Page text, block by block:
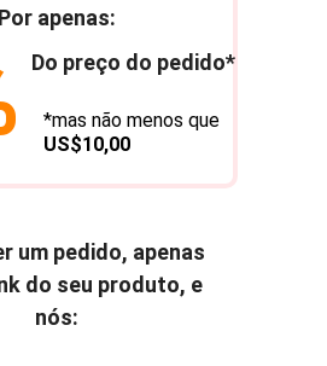
Por apenas:
Do preço do pedido*
*mas não menos que
US$10,00
um pedido, apenas
do seu produto, e
nós: